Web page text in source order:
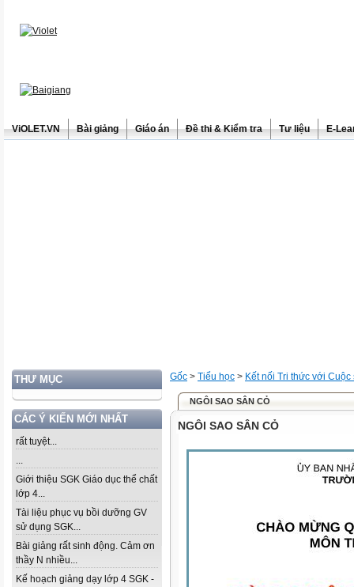
ViOLET.VN Bài giảng Giáo án Đề thi & Kiểm tra Tư liệu E-
THƯ MỤC
CÁC Ý KIẾN MỚI NHẤT
rất tuyệt...
...
Giới thiệu SGK Giáo dục thể chất
lớp 4...
Tài liệu phục vụ bồi dưỡng GV
sử dụng SGK...
Bài giảng rất sinh động. Cảm ơn
thầy N nhiều...
Kế hoạch giảng dạy lớp 4 SGK -
Gốc > Tiểu học > Kết nối Tri thức với Cuộc
NGÔI SAO SÂN CỎ
NGÔI SAO SÂN CỎ